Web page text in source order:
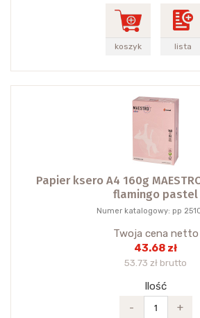
koszyk lista
Papier ksero A4 160g
flamingo pastel
Numer katalogowy: pp
Twoja cena netto
43.68 zł
53.73 zł brutto
Ilość
-
+